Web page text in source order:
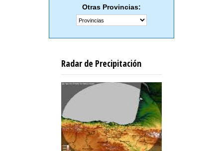
Otras Provincias:
Radar de Precipitación